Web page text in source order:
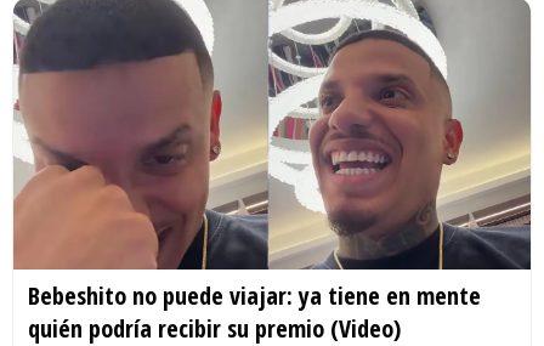
Bebeshito no puede viajar: ya tiene en mente
quién podría recibir su premio (Video)